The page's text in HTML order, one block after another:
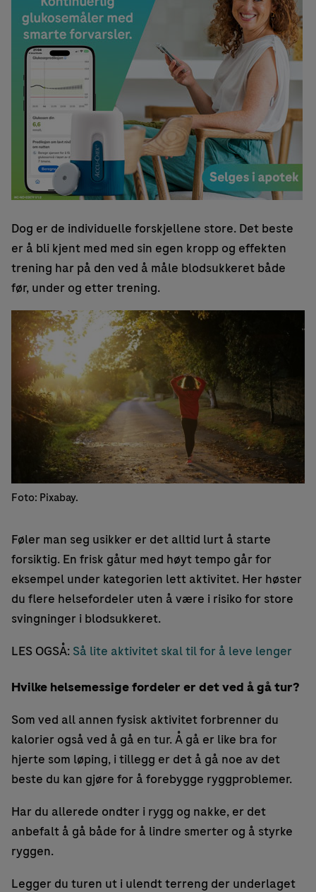
Dog er de individuelle forskjellene store. Det beste
er å bli kjent med med sin egen kropp og effekten
trening har på den ved å måle blodsukkeret både
før, under og etter trening.
Foto: Pixabay.
Føler man seg usikker er det alltid lurt å starte
forsiktig. En frisk gåtur med høyt tempo går for
eksempel under kategorien lett aktivitet. Her høster
du flere helsefordeler uten å være i risiko for store
svingninger i blodsukkeret.
LES OGSÅ: Så lite aktivitet skal til for å leve lenger
Hvilke helsemessige fordeler er det ved å gå tur?
Som ved all annen fysisk aktivitet forbrenner du
kalorier også ved å gå en tur. Å gå er like bra for
hjerte som løping, i tillegg er det å gå noe av det
beste du kan gjøre for å forebygge ryggproblemer.
Har du allerede ondter i rygg og nakke, er det
anbefalt å gå både for å lindre smerter og å styrke
ryggen.
Legger du turen ut i ulendt terreng der underlaget